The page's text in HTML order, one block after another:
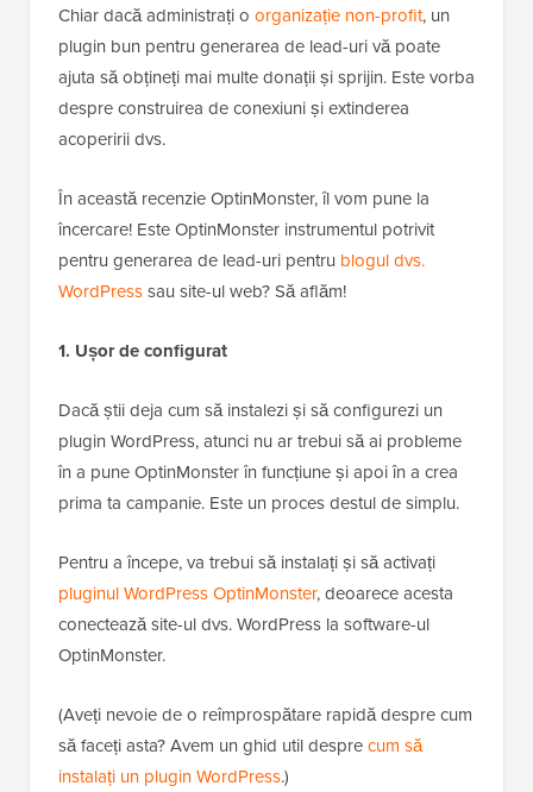
Chiar dacă administrați o organizație non-profit, un
plugin bun pentru generarea de lead-uri vă poate
ajuta să obțineți mai multe donații și sprijin. Este vorba
despre construirea de conexiuni și extinderea
acoperirii dvs.
În această recenzie OptinMonster, îl vom pune la
încercare! Este OptinMonster instrumentul potrivit
pentru generarea de lead-uri pentru blogul dvs.
WordPresssau site-ul web? Să aflăm!
1. Ușor de configurat
Dacă știi deja cum să instalezi și să configurezi un
plugin WordPress, atunci nu ar trebui să ai probleme
în a pune OptinMonster în funcțiune și apoi în a crea
prima ta campanie. Este un proces destul de simplu.
Pentru a începe, va trebui să instalați și să activați
pluginul WordPress OptinMonster, deoarece acesta
conectează site-ul dvs. WordPress la software-ul
OptinMonster.
(Aveți nevoie de o reîmprospătare rapidă despre cum
să faceți asta? Avem un ghid util desprecum să
instalați un plugin WordPress.)